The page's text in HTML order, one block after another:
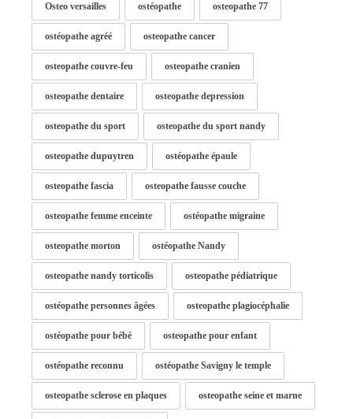
Osteo versailles ostéopathe osteopathe 77
ostéopathe agréé osteopathe cancer
osteopathe couvre-feu osteopathe cranien
osteopathe dentaire osteopathe depression
osteopathe du sport osteopathe du sport nandy
osteopathe dupuytren ostéopathe épaule
osteopathe fascia osteopathe fausse couche
osteopathe femme enceinte ostéopathe migraine
osteopathe morton ostéopathe Nandy
osteopathe nandy torticolis osteopathe pédiatrique
ostéopathe personnes âgées osteopathe plagiocéphalie
ostéopathe pour bébé osteopathe pour enfant
ostéopathe reconnu ostéopathe Savigny le temple
osteopathe sclerose en plaques osteopathe seine et marne